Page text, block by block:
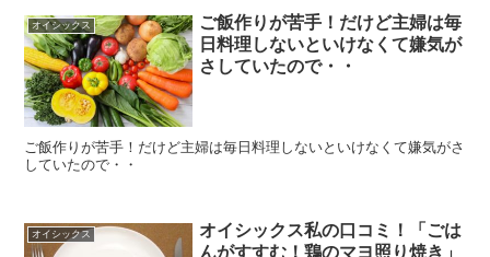
オイシックス
ご飯作りが苦手！だけど主婦は毎
日料理しないといけなくて嫌気が
さしていたので・・
ご飯作りが苦手！だけど主婦は毎日料理しないといけなくて嫌気がさ
していたので・・
オイシックス
オイシックス私の口コミ！「ごは
んがすすむ！鶏のマヨ照り焼き」